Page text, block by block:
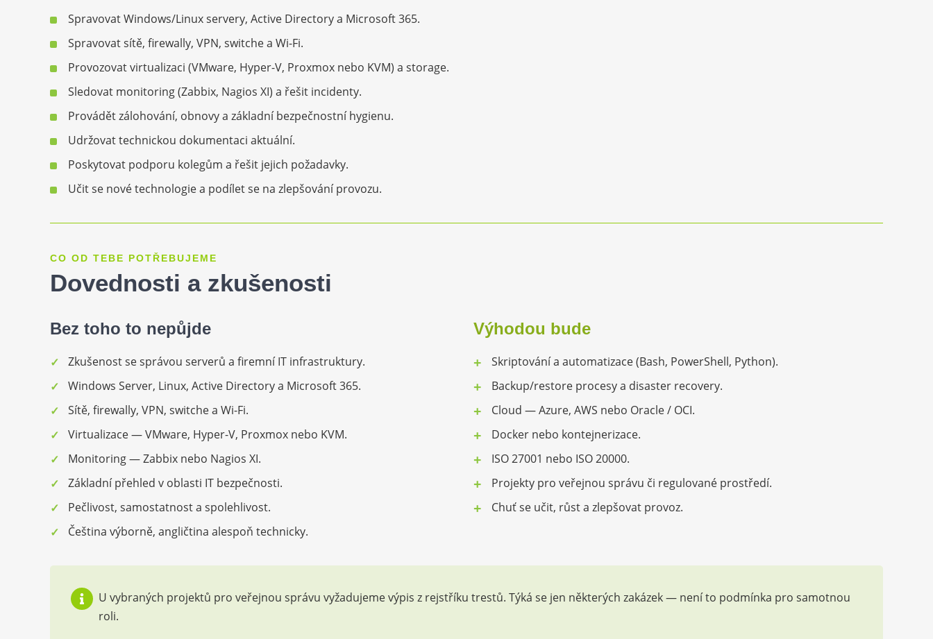
Spravovat Windows/Linux servery, Active Directory a Microsoft 365.
Spravovat sítě, firewally, VPN, switche a Wi-Fi.
Provozovat virtualizaci (VMware, Hyper-V, Proxmox nebo KVM) a storage.
Sledovat monitoring (Zabbix, Nagios XI) a řešit incidenty.
Provádět zálohování, obnovy a základní bezpečnostní hygienu.
Udržovat technickou dokumentaci aktuální.
Poskytovat podporu kolegům a řešit jejich požadavky.
Učit se nové technologie a podílet se na zlepšování provozu.
CO OD TEBE POTŘEBUJEME
Dovednosti a zkušenosti
Bez toho to nepůjde
Zkušenost se správou serverů a firemní IT infrastruktury.
Windows Server, Linux, Active Directory a Microsoft 365.
Sítě, firewally, VPN, switche a Wi-Fi.
Virtualizace — VMware, Hyper-V, Proxmox nebo KVM.
Monitoring — Zabbix nebo Nagios XI.
Základní přehled v oblasti IT bezpečnosti.
Pečlivost, samostatnost a spolehlivost.
Čeština výborně, angličtina alespoň technicky.
Výhodou bude
Skriptování a automatizace (Bash, PowerShell, Python).
Backup/restore procesy a disaster recovery.
Cloud — Azure, AWS nebo Oracle / OCI.
Docker nebo kontejnerizace.
ISO 27001 nebo ISO 20000.
Projekty pro veřejnou správu či regulované prostředí.
Chuť se učit, růst a zlepšovat provoz.
U vybraných projektů pro veřejnou správu vyžadujeme výpis z rejstříku trestů. Týká se jen některých zakázek — není to podmínka pro samotnou
roli.